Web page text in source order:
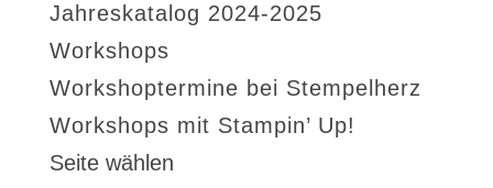
Jahreskatalog 2024-2025
Workshops
Workshoptermine bei Stempelherz
Workshops mit Stampin’ Up!
Seite wählen